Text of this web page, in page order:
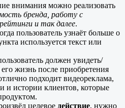
внимания можно реализовать
бренда, работу с
и так далее.
пользователь узнаёт больше о
используется текст или
должен увидеть/
жизнь после приобретения
подходит видеореклама,
и истории клиентов, которые
целевое действие, нужно